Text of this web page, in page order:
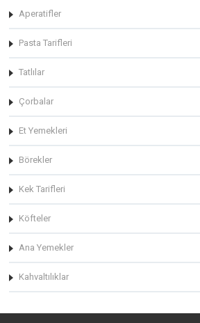
Aperatifler
Pasta Tarifleri
Tatlılar
Çorbalar
Et Yemekleri
Börekler
Kek Tarifleri
Köfteler
Ana Yemekler
Kahvaltılıklar